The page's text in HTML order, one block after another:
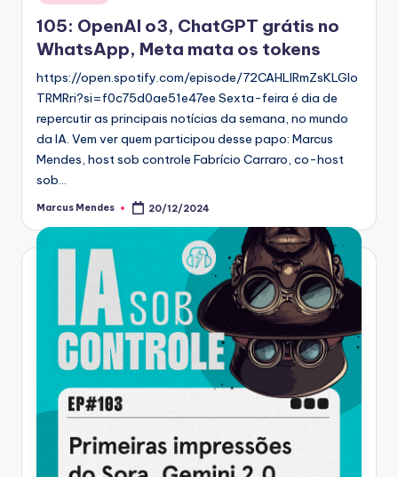
in
105: OpenAI o3, ChatGPT grátis no
WhatsApp, Meta mata os tokens
https://open.spotify.com/episode/72CAHLIRmZsKLGIo
TRMRri?si=f0c75d0ae51e47ee Sexta-feira é dia de
repercutir as principais notícias da semana, no mundo
da IA. Vem ver quem participou desse papo: Marcus
Mendes, host sob controle Fabrício Carraro, co-host
sob…
Posted
Marcus Mendes 20/12/2024